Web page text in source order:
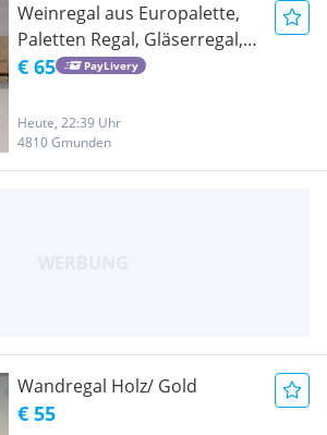
Weinregal aus Europalette,
Paletten Regal, Gläserregal,
Paletten Möbel, ca. 120cm
€ 65 PayLivery
Heute, 22:39 Uhr
4810 Gmunden
Wandregal Holz/ Gold
€ 55